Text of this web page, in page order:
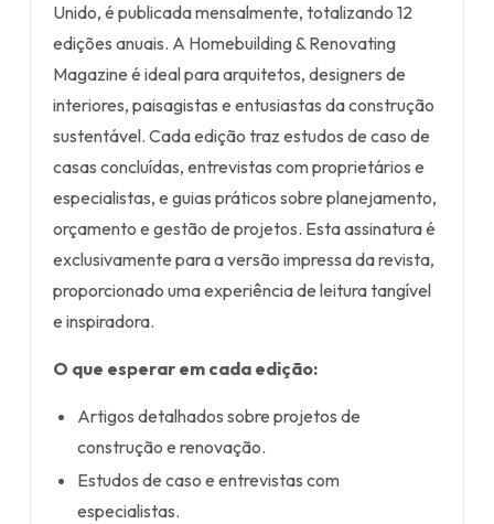
Unido, é publicada mensalmente, totalizando 12
edições anuais. A Homebuilding & Renovating
Magazine é ideal para arquitetos, designers de
interiores, paisagistas e entusiastas da construção
sustentável. Cada edição traz estudos de caso de
casas concluídas, entrevistas com proprietários e
especialistas, e guias práticos sobre planejamento,
orçamento e gestão de projetos. Esta assinatura é
exclusivamente para a versão impressa da revista,
proporcionado uma experiência de leitura tangível
e inspiradora.
O que esperar em cada edição:
Artigos detalhados sobre projetos de
construção e renovação.
Estudos de caso e entrevistas com
especialistas.